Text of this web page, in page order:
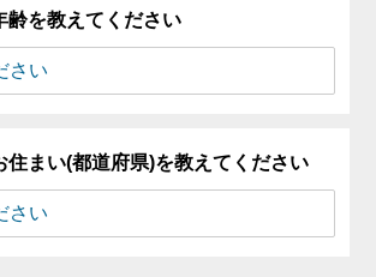
齢を教えてください
住まい(都道府県)を教えてください